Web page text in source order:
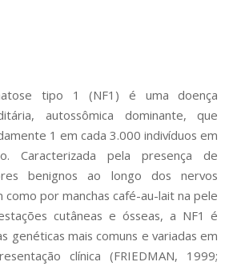
tipo 1 (NF1) é uma doença
autossômica dominante, que
1 em cada 3.000 indivíduos em
Caracterizada pela presença de
benignos ao longo dos nervos
por manchas café-au-lait na pele
cutâneas e ósseas, a NF1 é
genéticas mais comuns e variadas em
clínica (FRIEDMAN, 1999;